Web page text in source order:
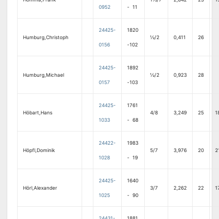
0952 - 11
Humburg,Christoph
24425-
0156
1820
-102
½/2 0,411 26
Humburg,Michael
24425-
0157
1892
-103
½/2 0,923 28
Höbart,Hans
24425-
1033
1761
- 68
4/8 3,249 25
Höpfl,Dominik
24422-
1028
1983
- 19
5/7 3,976 20
Hörl,Alexander
24425-
1025
1640
- 90
3/7 2,262 22